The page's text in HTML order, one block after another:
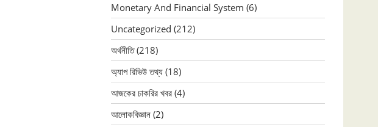
Monetary And Financial System (6)
Uncategorized (212)
অর্থনীতি(218)
অ্যাপ রিভিউ তথ্য (18)
আজকের চাকরির খবর (4)
আলোকবিজ্ঞান (2)